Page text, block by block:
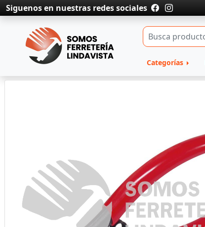
Siguenos en nuestras redes sociales
Categorías